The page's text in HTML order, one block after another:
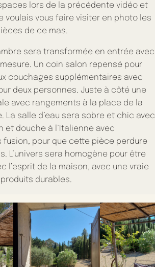
lors de la précédente vidéo et
voulais vous faire visiter en photo les
de ce mas.
sera transformée en entrée avec
Un coin salon repensé pour
couchages supplémentaires avec
deux personnes. Juste à côté une
avec rangements à la place de la
La salle d’eau sera sobre et chic avec
et douche à l’Italienne avec
fusion, pour que cette pièce perdure
L’univers sera homogène pour être
l’esprit de la maison, avec une vraie
durables.